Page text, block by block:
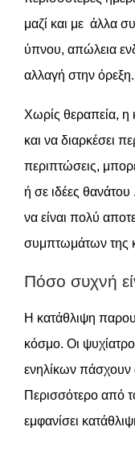
μαζί και με άλλα
ύπνου, απώλεια
αλλαγή στην όρεξη.
Χωρίς θεραπεία, η
και να διαρκέσει
περιπτώσεις,
ή σε ιδέες
να είναι πολύ
συμπτωμάτων της
Πόσο συχνή
Η κατάθλιψη
κόσμο. Οι
ενηλίκων πάσχουν
Περισσότερο από
εμφανίσει